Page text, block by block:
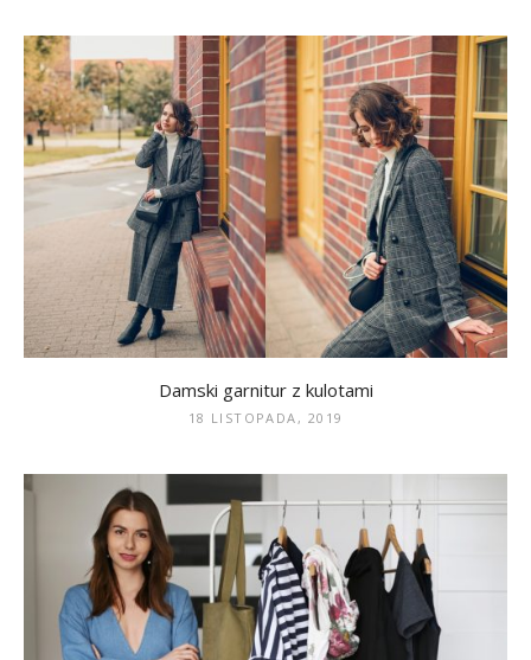
Damski garnitur z kulotami
18 LISTOPADA, 2019